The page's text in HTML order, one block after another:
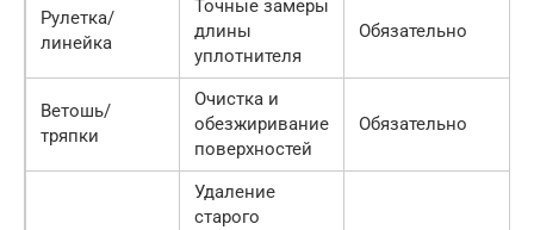
Рулетка/
линейка
Точные замеры
длины
уплотнителя
Обязательно
Ветошь/
тряпки
Очистка и
обезжиривание
поверхностей
Обязательно
Удаление
старого